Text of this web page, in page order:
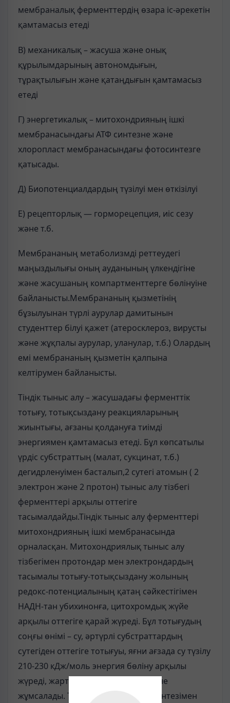
мембраналық ферменттердің өзара іс-әрекетін
қамтамасыз етеді
В) механикалық – жасуша және онық
құрылымдарының автономдығын,
тұрақтылығын және қатаңдығын қамтамасыз
етеді
Г) энергетикалық – митохондрияның ішкі
мембранасындағы АТФ синтезне және
хлоропласт мембранасындағы фотосинтезге
қатысады.
Д) Биопотенциалдардың түзілуі мен өткізілуі
Е) рецепторлық — горморецепция, иіс сезу
және т.б.
Мембрананың метаболизмді реттеудегі
маңыздылығы оның ауданының үлкендігіне
және жасушаның компартменттерге бөлінуіне
байланысты.Мембрананың қызметінің
бұзылуынан түрлі аурулар дамитынын
студенттер білуі қажет (атеросклероз, вирусты
және жұқпалы аурулар, уланулар, т.б.) Олардың
емі мембрананың қызметін қалпына
келтірумен байланысты.
Тіндік тыныс алу – жасушадағы ферменттік
тотығу, тотықсыздану реакцияларының
жиынтығы, ағзаны қолдануға тиімді
энергиямен қамтамасыз етеді. Бұл көпсатылы
үрдіс субстраттың (малат, сукцинат, т.б.)
дегидрленуімен басталып,2 сутегі атомын ( 2
электрон және 2 протон) тыныс алу тізбегі
ферменттері арқылы оттегіге
тасымалдайды.Тіндік тыныс алу ферменттері
митохондрияның ішкі мембранасында
орналасқан. Митохондриялық тыныс алу
тізбегімен протондар мен электрондардың
тасымалы тотығу-тотықсыздану жолының
редокс-потенциалының қатаң сәйкестігімен
НАДН-тан убихинонға, цитохромдық жүйе
арқылы оттегіге қарай жүреді. Бұл тотығудың
соңғы өнімі – су, әртүрлі субстраттардың
сутегіден оттегіге тотығуы, яғни ағзада су түзілу
210-230 кДж/моль энергия бөліну арқылы
жүреді, жарты энергия АТФ синтезіне
жұмсалады. Тыныс алу үрдісі АТФ синтезімен